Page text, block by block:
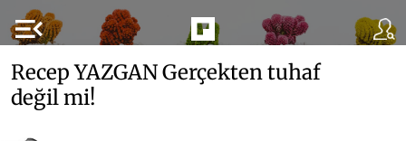
menu_open
Recep YAZGAN Gerçekten tuhaf
değil mi!